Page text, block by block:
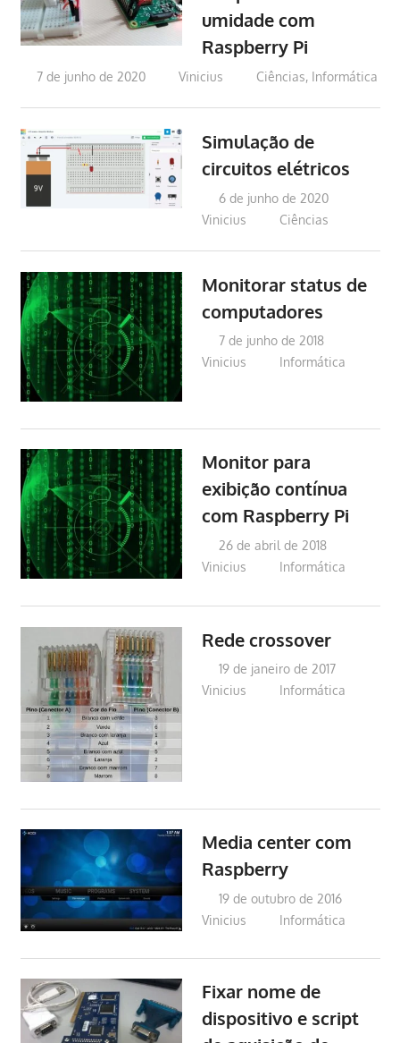
umidade com
Raspberry Pi
7 de junho de 2020 Vinicius Ciências, Informática
Simulação de
circuitos elétricos
6 de junho de 2020
Vinicius
Ciências
Monitorar status de
computadores
7 de junho de 2018
Vinicius
Informática
Monitor para
exibição contínua
com Raspberry Pi
26 de abril de 2018
Vinicius
Informática
Rede crossover
19 de janeiro de 2017
Vinicius
Informática
Media center com
Raspberry
19 de outubro de 2016
Vinicius
Informática
Fixar nome de
dispositivo e script